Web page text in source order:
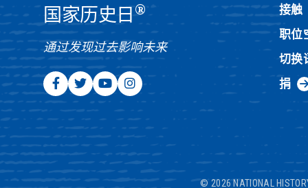
国家历史日®
通过发现过去影响未来
接触
职位
切换
捐
© 2026 NATIONAL